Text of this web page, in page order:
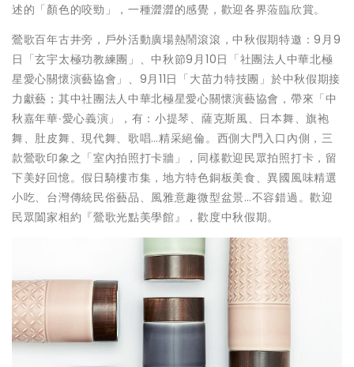
述的「顏色的咬勁」，一種澀澀的感覺，歡迎各界蒞臨欣賞。
鶯歌百年古井旁，戶外活動廣場熱鬧滾滾，中秋假期特邀：9月9
日「玄宇太極功教練團」、中秋節9月10日「社團法人中華北極
星愛心關懷演藝協會」、9月11日「大苗力特技團」於中秋假期接
力獻藝；其中社團法人中華北極星愛心關懷演藝協會，帶來「中
秋嘉年華∙愛心義演」，有：小提琴、薩克斯風、日本舞、旗袍
舞、肚皮舞、現代舞、歌唱…精采絕倫。西側大門入口內側，三
款鶯歌印象之「室內拍照打卡牆」，同樣歡迎民眾拍照打卡，留
下美好回憶。假日騎樓市集，地方特色銅板美食、異國風味精選
小吃、台灣傳統民俗藝品、風雅意趣微型盆景…不容錯過。歡迎
民眾闔家相約『鶯歌光點美學館』，歡度中秋假期。